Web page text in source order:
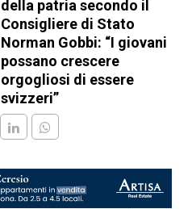
della patria secondo il
Consigliere di Stato
Norman Gobbi: “I giovani
possano crescere
orgogliosi di essere
svizzeri”